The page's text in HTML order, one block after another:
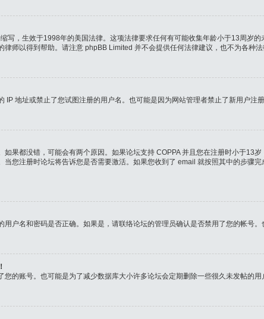
写，生效于1998年的美国法律。这项法律要求任何有可能收集年龄小于13周
律师以得到帮助。请注意 phpBB Limited 并不会提供任何法律建议，也不为各种
IP 地址或禁止了您试图注册的用户名。也可能是因为网站管理者禁止了新用户注
如果都没错，可能会有两个原因。如果论坛支持 COPPA 并且您在注册时小于
当您注册时论坛将告诉您是否需要激活。如果您收到了 email 就按照其中的步
户名和密码是否正确。如果是，请联络论坛的管理员确认是否禁用了您的帐号
的账号。也可能是为了减少数据库大小许多论坛会定期删除一些很久未发帖的用